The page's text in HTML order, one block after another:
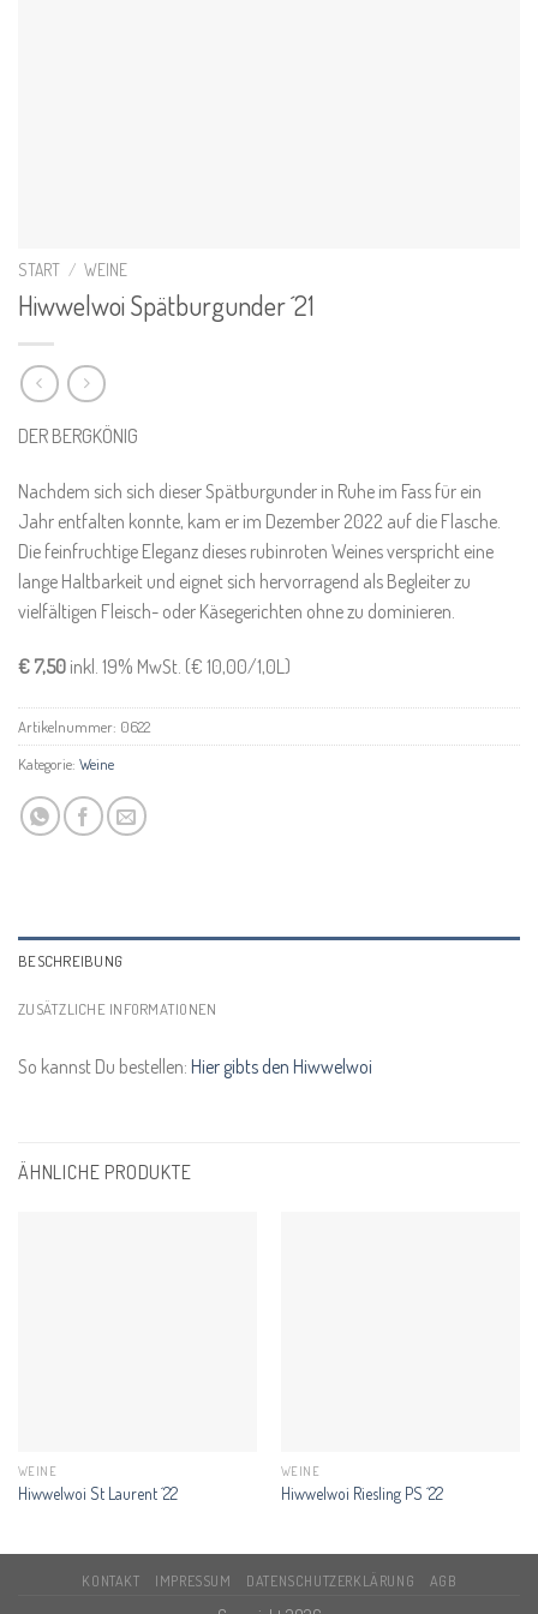
START / WEINE
Hiwwelwoi Spätburgunder ´21
DER BERGKÖNIG
Nachdem sich sich dieser Spätburgunder in Ruhe im Fass für ein
Jahr entfalten konnte, kam er im Dezember 2022 auf die Flasche.
Die feinfruchtige Eleganz dieses rubinroten Weines verspricht eine
lange Haltbarkeit und eignet sich hervorragend als Begleiter zu
vielfältigen Fleisch- oder Käsegerichten ohne zu dominieren.
€ 7,50 inkl. 19% MwSt. (€ 10,00/1,0L)
Artikelnummer: 0622
Kategorie: Weine
BESCHREIBUNG
ZUSÄTZLICHE INFORMATIONEN
So kannst Du bestellen: Hier gibts den Hiwwelwoi
ÄHNLICHE PRODUKTE
WEINE
Hiwwelwoi St Laurent ´22
WEINE
Hiwwelwoi Riesling PS ´22
KONTAKT IMPRESSUM DATENSCHUTZERKLÄRUNG AGB